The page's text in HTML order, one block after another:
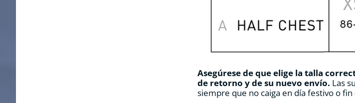
Asegúrese de que elige la talla
de retorno y de su nuevo envío. Las
siempre que no caiga en día festivo o